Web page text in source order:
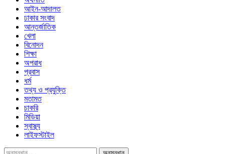
আইন-আদালত
ঢাকার সংবাদ
আন্তর্জাতিক
খেলা
বিনোদন
শিক্ষা
অপরাধ
প্রবাস
ধর্ম
তথ্য ও প্রযুক্তি
মতামত
চাকরি
মিডিয়া
স্বাস্থ্য
লাইফস্টাইল